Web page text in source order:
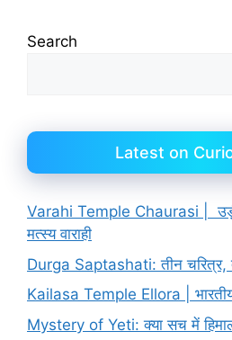
Search
Latest on
Varahi Temple Chaurasi |
मत्स्य वाराही
Durga Saptashati: तीन चरित्र,
Kailasa Temple Ellora | भारतीय
Mystery of Yeti: क्या सच में